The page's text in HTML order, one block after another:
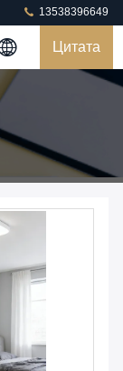
13538396649
Цитата